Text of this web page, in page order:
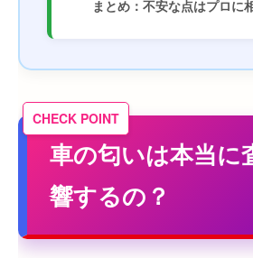
まとめ：不安な点はプロに
車の匂いは本当に
響するの？